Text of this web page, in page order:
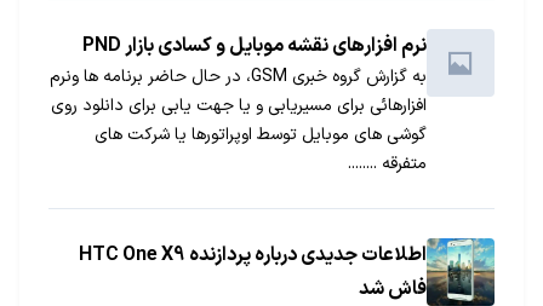
نرم افزارهای نقشه موبایل و کسادی بازار PND
به گزارش گروه خبری GSM، در حال حاضر برنامه ها ونرم
افزارهائی برای مسیریابی و یا جهت یابی برای دانلود روی
گوشی های موبایل توسط اوپراتورها یا شرکت های
متفرقه ........
اطلاعات جدیدی درباره پردازنده HTC One X9
فاش شد